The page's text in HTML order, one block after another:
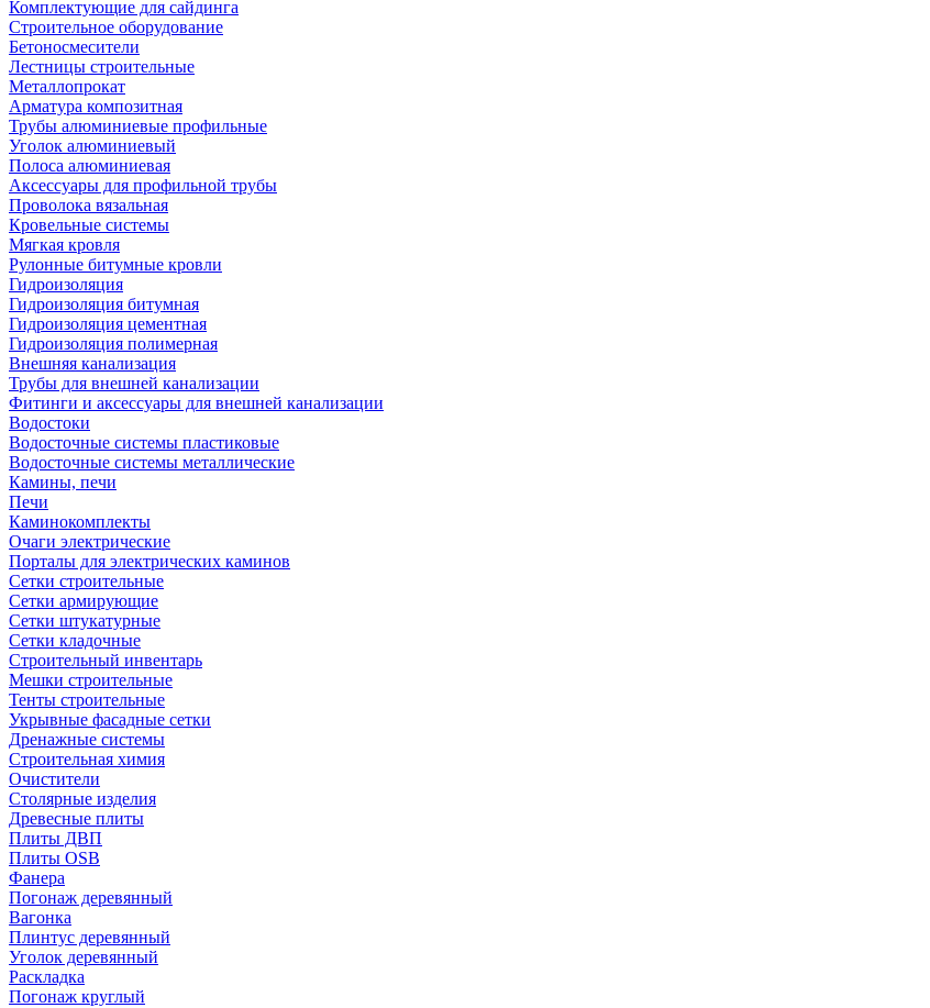
Комплектующие для сайдинга
Строительное оборудование
Бетоносмесители
Лестницы строительные
Металлопрокат
Арматура композитная
Трубы алюминиевые профильные
Уголок алюминиевый
Полоса алюминиевая
Аксессуары для профильной трубы
Проволока вязальная
Кровельные системы
Мягкая кровля
Рулонные битумные кровли
Гидроизоляция
Гидроизоляция битумная
Гидроизоляция цементная
Гидроизоляция полимерная
Внешняя канализация
Трубы для внешней канализации
Фитинги и аксессуары для внешней канализации
Водостоки
Водосточные системы пластиковые
Водосточные системы металлические
Камины, печи
Печи
Каминокомплекты
Очаги электрические
Порталы для электрических каминов
Сетки строительные
Сетки армирующие
Сетки штукатурные
Сетки кладочные
Строительный инвентарь
Мешки строительные
Тенты строительные
Укрывные фасадные сетки
Дренажные системы
Строительная химия
Очистители
Столярные изделия
Древесные плиты
Плиты ДВП
Плиты OSB
Фанера
Погонаж деревянный
Вагонка
Плинтус деревянный
Уголок деревянный
Раскладка
Погонаж круглый